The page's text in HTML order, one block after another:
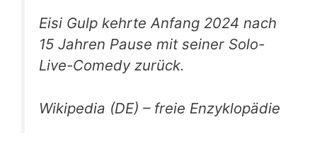
Eisi Gulp kehrte Anfang 2024 nach
15 Jahren Pause mit seiner Solo-
Live-Comedy zurück.
Wikipedia (DE) – freie Enzyklopädie